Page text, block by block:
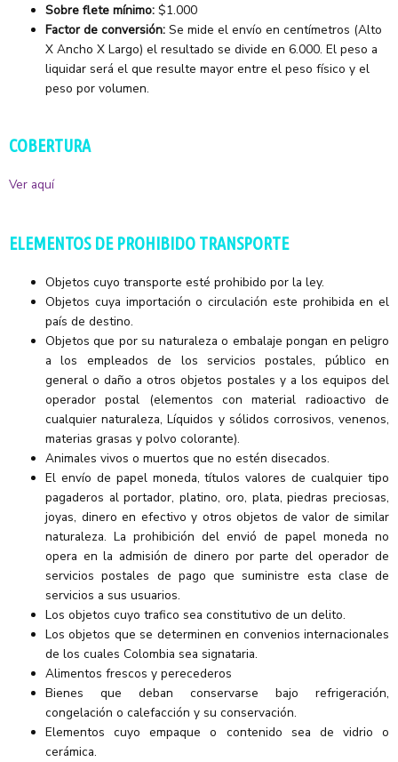
Sobre flete mínimo: $1.000
Factor de conversión: Se mide el envío en centímetros (Alto
X Ancho X Largo) el resultado se divide en 6.000. El peso a
liquidar será el que resulte mayor entre el peso físico y el
peso por volumen.
COBERTURA
Ver aquí
ELEMENTOS DE PROHIBIDO TRANSPORTE
Objetos cuyo transporte esté prohibido por la ley.
Objetos cuya importación o circulación este prohibida en el
país de destino.
Objetos que por su naturaleza o embalaje pongan en peligro
a los empleados de los servicios postales, público en
general o daño a otros objetos postales y a los equipos del
operador postal (elementos con material radioactivo de
cualquier naturaleza, Líquidos y sólidos corrosivos, venenos,
materias grasas y polvo colorante).
Animales vivos o muertos que no estén disecados.
El envío de papel moneda, títulos valores de cualquier tipo
pagaderos al portador, platino, oro, plata, piedras preciosas,
joyas, dinero en efectivo y otros objetos de valor de similar
naturaleza. La prohibición del envió de papel moneda no
opera en la admisión de dinero por parte del operador de
servicios postales de pago que suministre esta clase de
servicios a sus usuarios.
Los objetos cuyo trafico sea constitutivo de un delito.
Los objetos que se determinen en convenios internacionales
de los cuales Colombia sea signataria.
Alimentos frescos y perecederos
Bienes que deban conservarse bajo refrigeración,
congelación o calefacción y su conservación.
Elementos cuyo empaque o contenido sea de vidrio o
cerámica.